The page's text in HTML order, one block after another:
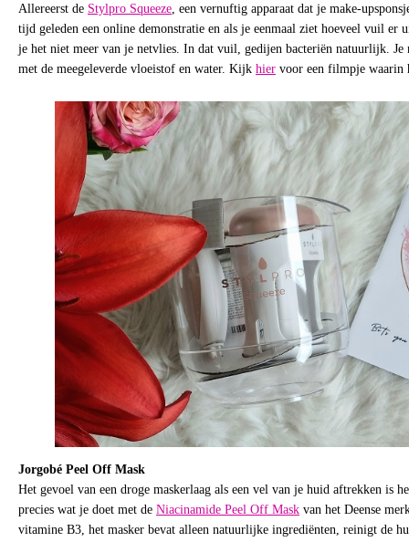
Allereerst de Stylpro Squeeze , een vernuftig apparaat dat je make-
tijd geleden een online demonstratie en als je eenmaal ziet hoeveel vuil er
je het niet meer van je netvlies. In dat vuil, gedijen bacteriën natuurlijk. Je
met de meegeleverde vloeistof en water. Kijk hier voor een filmpje waarin
Jorgobé Peel Off Mask
Het gevoel van een droge maskerlaag als een vel van je huid aftrekken is
precies wat je doet met de Niacinamide Peel Off Mask van het Deense
vitamine B3, het masker bevat alleen natuurlijke ingrediënten, reinigt de